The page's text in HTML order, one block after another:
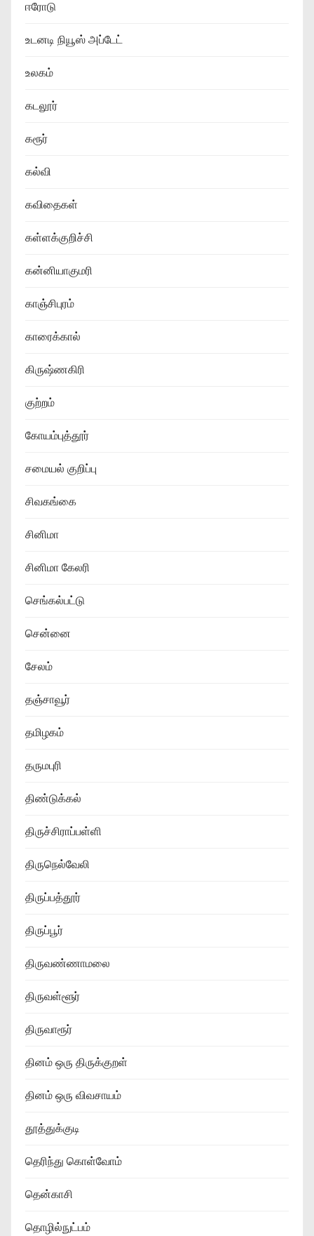
ஈரோடு
உடனடி நியூஸ் அப்டேட்
உலகம்
கடலூர்
கரூர்
கல்வி
கவிதைகள்
கள்ளக்குறிச்சி
கன்னியாகுமரி
காஞ்சிபுரம்
காரைக்கால்
கிருஷ்ணகிரி
குற்றம்
கோயம்புத்தூர்
சமையல் குறிப்பு
சிவகங்கை
சினிமா
சினிமா கேலரி
செங்கல்பட்டு
சென்னை
சேலம்
தஞ்சாவூர்
தமிழகம்
தருமபுரி
திண்டுக்கல்
திருச்சிராப்பள்ளி
திருநெல்வேலி
திருப்பத்தூர்
திருப்பூர்
திருவண்ணாமலை
திருவள்ளூர்
திருவாரூர்
தினம் ஒரு திருக்குறள்
தினம் ஒரு விவசாயம்
தூத்துக்குடி
தெரிந்து கொள்வோம்
தென்காசி
தொழில்நுட்பம்